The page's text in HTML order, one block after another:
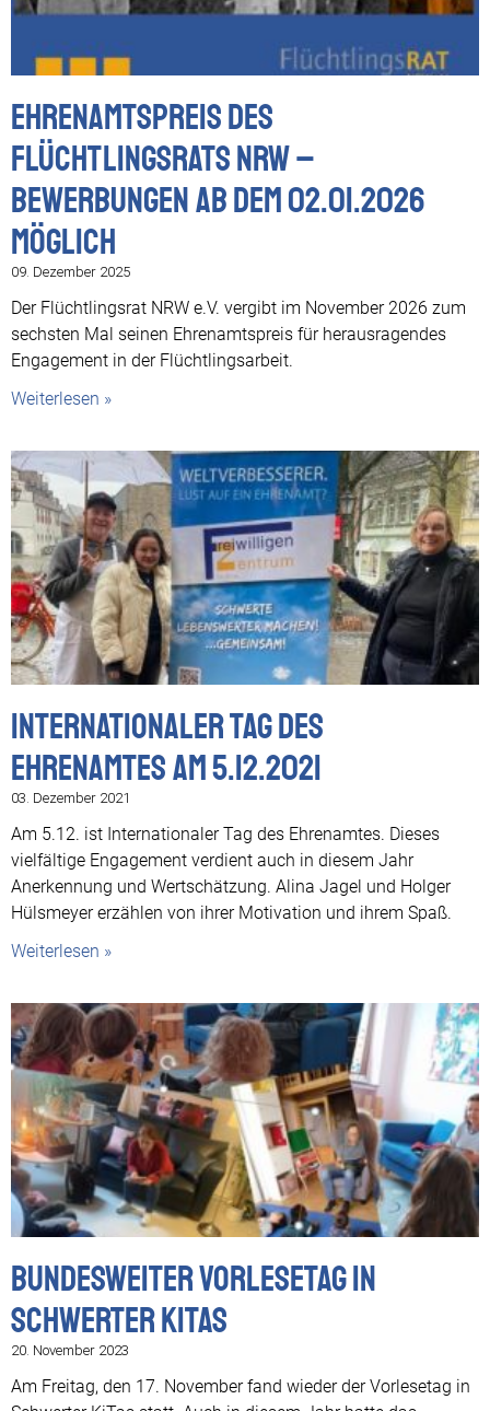
Ehrenamtspreis des
Flüchtlingsrats NRW –
Bewerbungen ab dem 02.01.2026
möglich
09. Dezember 2025
Der Flüchtlingsrat NRW e.V. vergibt im November 2026 zum
sechsten Mal seinen Ehrenamtspreis für herausragendes
Engagement in der Flüchtlingsarbeit.
Weiterlesen »
Internationaler Tag des
Ehrenamtes am 5.12.2021
03. Dezember 2021
Am 5.12. ist Internationaler Tag des Ehrenamtes. Dieses
vielfältige Engagement verdient auch in diesem Jahr
Anerkennung und Wertschätzung. Alina Jagel und Holger
Hülsmeyer erzählen von ihrer Motivation und ihrem Spaß.
Weiterlesen »
Bundesweiter Vorlesetag in
Schwerter KiTas
20. November 2023
Am Freitag, den 17. November fand wieder der Vorlesetag in